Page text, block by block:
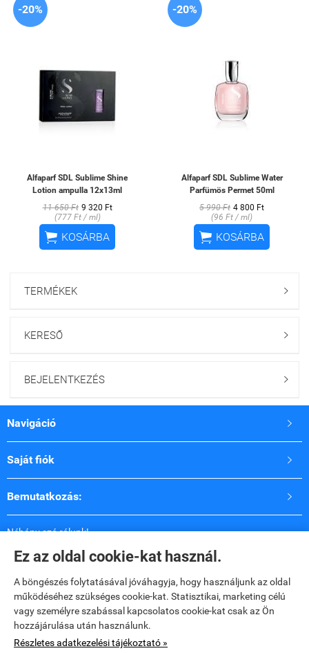
Ez az oldal cookie-kat használ.
A böngészés folytatásával jóváhagyja, hogy használjunk az oldal
működéséhez szükséges cookie-kat. Statisztikai, marketing célú
vagy személyre szabással kapcsolatos cookie-kat csak az Ön
hozzájárulása után használunk.
Részletes adatkezelési tájékoztató »
-20%
Alfaparf SDL Sublime Shine
Lotion ampulla 12x13ml
11 650 Ft 9 320 Ft
(777 Ft / ml)
 KOSÁRBA
-20%
Alfaparf SDL Sublime Water
Parfümös Permet 50ml
5 990 Ft 4 800 Ft
(96 Ft / ml)
 KOSÁRBA
TERMÉKEK 
KERESŐ 
BEJELENTKEZÉS 
Navigáció 
Saját fiók 
Bemutatkozás: 
Néhány szó rólunk!
Célunk, a fodrászok és a lakosság igényes és minőségileg
új termékekkel való kiszolgálása.
Hozzáértő tanácsadással állunk vásárlóink
rendelkezésére!
Elérhetőségek